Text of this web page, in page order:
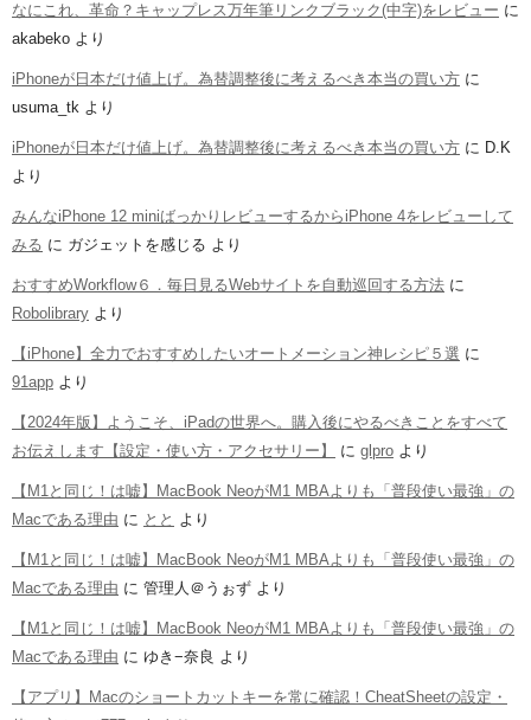
なにこれ、革命？キャップレス万年筆リンクブラック(中字)をレビュー に
akabeko より
iPhoneが日本だけ値上げ。為替調整後に考えるべき本当の買い方 に
usuma_tk より
iPhoneが日本だけ値上げ。為替調整後に考えるべき本当の買い方 に D.K
より
みんなiPhone 12 miniばっかりレビューするからiPhone 4をレビューして
みる に ガジェットを感じる より
おすすめWorkflow６．毎日見るWebサイトを自動巡回する方法 に
Robolibrary より
【iPhone】全力でおすすめしたいオートメーション神レシピ５選 に
91app より
【2024年版】ようこそ、iPadの世界へ。購入後にやるべきことをすべて
お伝えします【設定・使い方・アクセサリー】
に glpro より
【M1と同じ！は嘘】MacBook NeoがM1 MBAよりも「普段使い最強」の
Macである理由 に とと より
【M1と同じ！は嘘】MacBook NeoがM1 MBAよりも「普段使い最強」の
Macである理由 に 管理人＠うぉず より
【M1と同じ！は嘘】MacBook NeoがM1 MBAよりも「普段使い最強」の
Macである理由 に ゆき−奈良 より
【アプリ】Macのショートカットキーを常に確認！CheatSheetの設定・